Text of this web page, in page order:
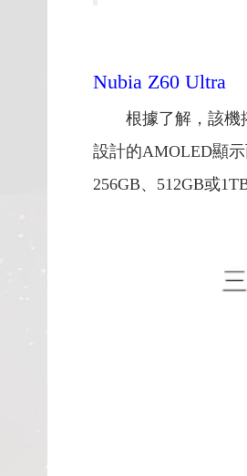
Nubia Z60 Ultra
根據了解，該機
設計的AMOLED顯
256GB、512GB或